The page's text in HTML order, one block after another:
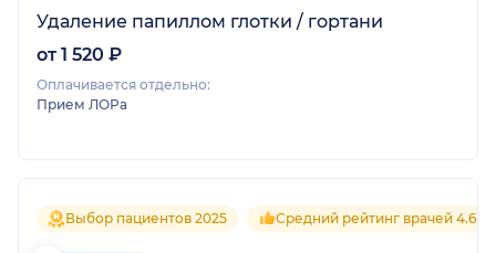
Удаление папиллом глотки / гортани
от 1 520 ₽
Оплачивается отдельно:
Прием ЛОРа
Выбор пациентов 2025 Средний рейтинг врачей 4.6